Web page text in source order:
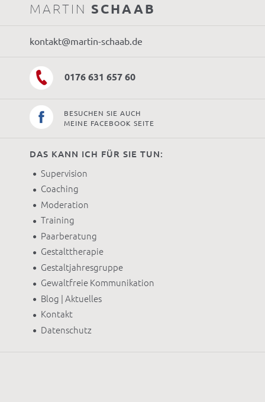
MARTIN SCHAAB
kontakt@martin-schaab.de
0176 631 657 60
BESUCHEN SIE AUCH
MEINE FACEBOOK SEITE
DAS KANN ICH FÜR SIE TUN:
Supervision
Coaching
Moderation
Training
Paarberatung
Gestalttherapie
Gestaltjahresgruppe
Gewaltfreie Kommunikation
Blog | Aktuelles
Kontakt
Datenschutz